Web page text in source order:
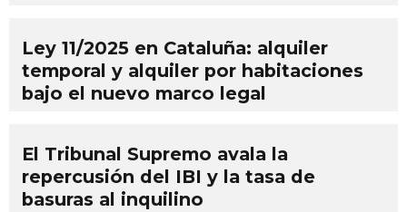
Ley 11/2025 en Cataluña: alquiler
temporal y alquiler por habitaciones
bajo el nuevo marco legal
El Tribunal Supremo avala la
repercusión del IBI y la tasa de
basuras al inquilino